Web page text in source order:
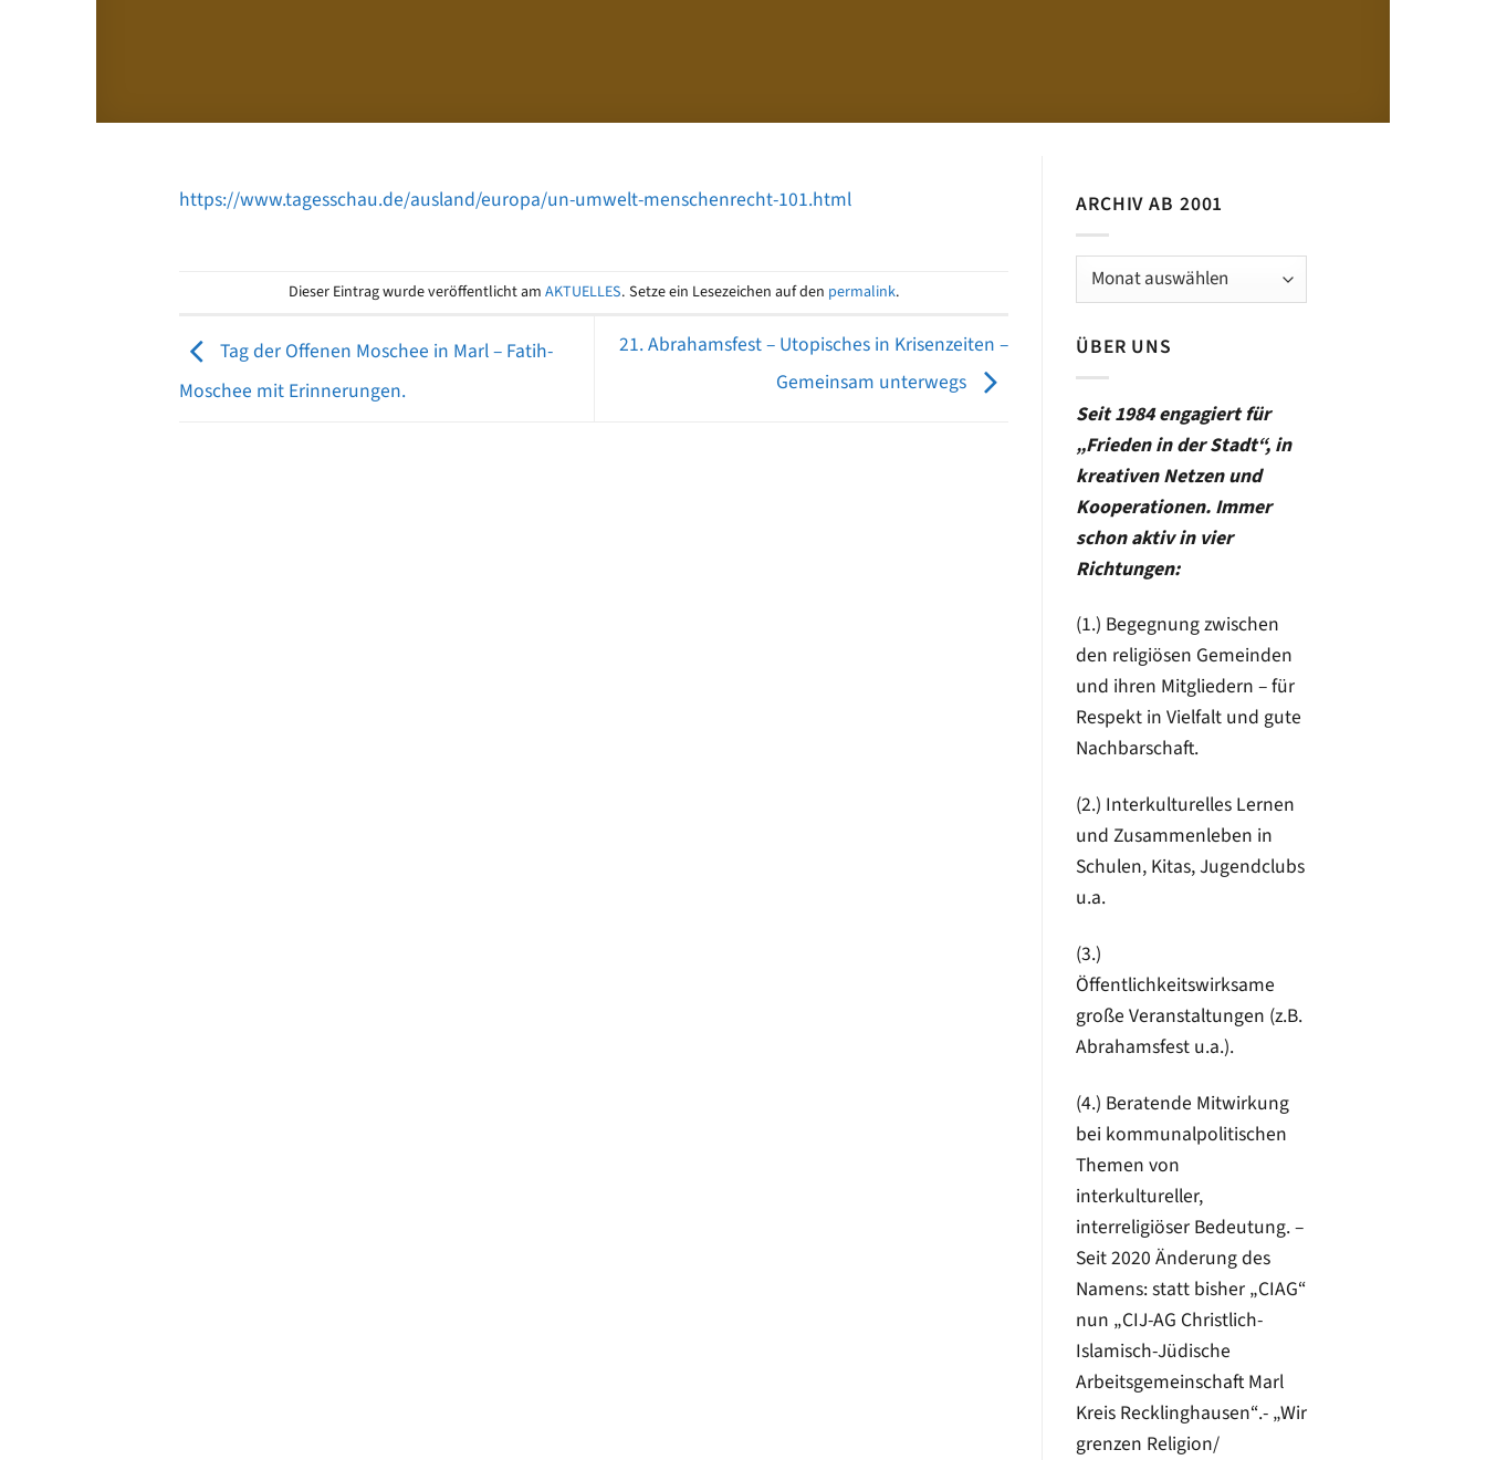
https://www.tagesschau.de/ausland/europa/un-umwelt-menschenrecht-101.html
Dieser Eintrag wurde veröffentlicht am AKTUELLES. Setze ein Lesezeichen auf den permalink.
Tag der Offenen Moschee in Marl – Fatih-
Moschee mit Erinnerungen.
21. Abrahamsfest – Utopisches in Krisenzeiten –
Gemeinsam unterwegs
ARCHIV AB 2001
Archiv
ÜBER UNS
Seit 1984 engagiert für
„Frieden in der Stadt“, in
kreativen Netzen und
Kooperationen. Immer
schon aktiv in vier
Richtungen:
(1.) Begegnung zwischen
den religiösen Gemeinden
und ihren Mitgliedern – für
Respekt in Vielfalt und gute
Nachbarschaft.
(2.) Interkulturelles Lernen
und Zusammenleben in
Schulen, Kitas, Jugendclubs
u.a.
(3.)
Öffentlichkeitswirksame
große Veranstaltungen (z.B.
Abrahamsfest u.a.).
(4.) Beratende Mitwirkung
bei kommunalpolitischen
Themen von
interkultureller,
interreligiöser Bedeutung. –
Seit 2020 Änderung des
Namens: statt bisher „CIAG“
nun „CIJ-AG Christlich-
Islamisch-Jüdische
Arbeitsgemeinschaft Marl
Kreis Recklinghausen“.- „Wir
grenzen Religion/